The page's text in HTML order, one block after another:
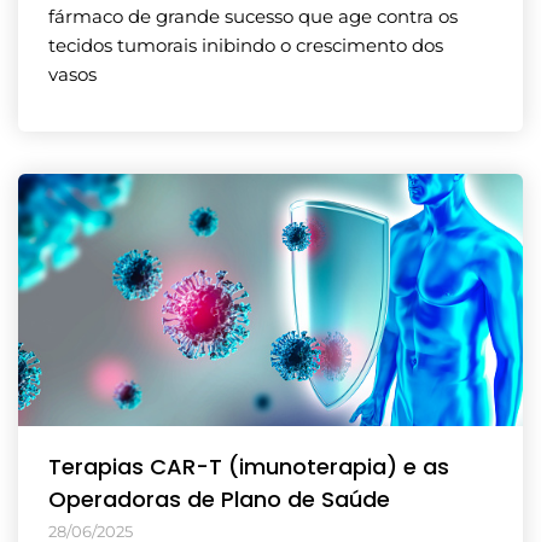
fármaco de grande sucesso que age contra os
tecidos tumorais inibindo o crescimento dos
vasos
Terapias CAR-T (imunoterapia) e as
Operadoras de Plano de Saúde
28/06/2025